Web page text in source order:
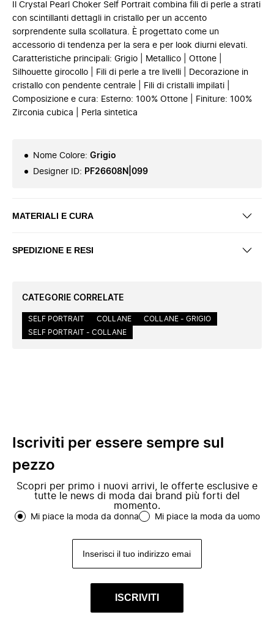
Il Crystal Pearl Choker Self Portrait combina fili di perle a strati
con scintillanti dettagli in cristallo per un accento
sorprendente sulla scollatura. È progettato come un
accessorio di tendenza per la sera e per look diurni elevati.
Caratteristiche principali: Grigio | Metallico | Ottone |
Silhouette girocollo | Fili di perle a tre livelli | Decorazione in
cristallo con pendente centrale | Fili di cristalli impilati |
Composizione e cura: Esterno: 100% Ottone | Finiture: 100%
Zirconia cubica | Perla sintetica
Nome Colore: Grigio
Designer ID: PF26608N|099
MATERIALI E CURA
SPEDIZIONE E RESI
CATEGORIE CORRELATE
SELF PORTRAIT COLLANE
COLLANE - GRIGIO
SELF PORTRAIT - COLLANE
Iscriviti per essere sempre sul
pezzo
Scopri per primo i nuovi arrivi, le offerte esclusive e
tutte le news di moda dai brand più forti del
momento.
Mi piace la moda da donna Mi piace la moda da uomo
ISCRIVITI